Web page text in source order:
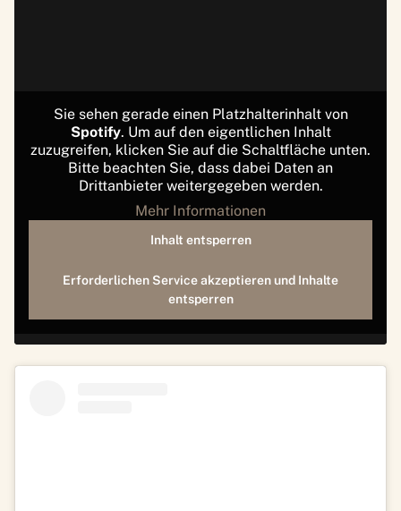
Sie sehen gerade einen Platzhalterinhalt von
Spotify. Um auf den eigentlichen Inhalt
zuzugreifen, klicken Sie auf die Schaltfläche unten.
Bitte beachten Sie, dass dabei Daten an
Drittanbieter weitergegeben werden.
Mehr Informationen
Inhalt entsperren
Erforderlichen Service akzeptieren und Inhalte
entsperren